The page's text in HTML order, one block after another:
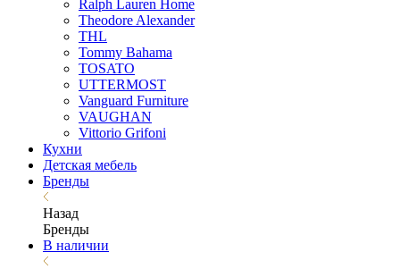
Ralph Lauren Home
Theodore Alexander
THL
Tommy Bahama
TOSATO
UTTERMOST
Vanguard Furniture
VAUGHAN
Vittorio Grifoni
Кухни
Детская мебель
Бренды
Назад
Бренды
В наличии